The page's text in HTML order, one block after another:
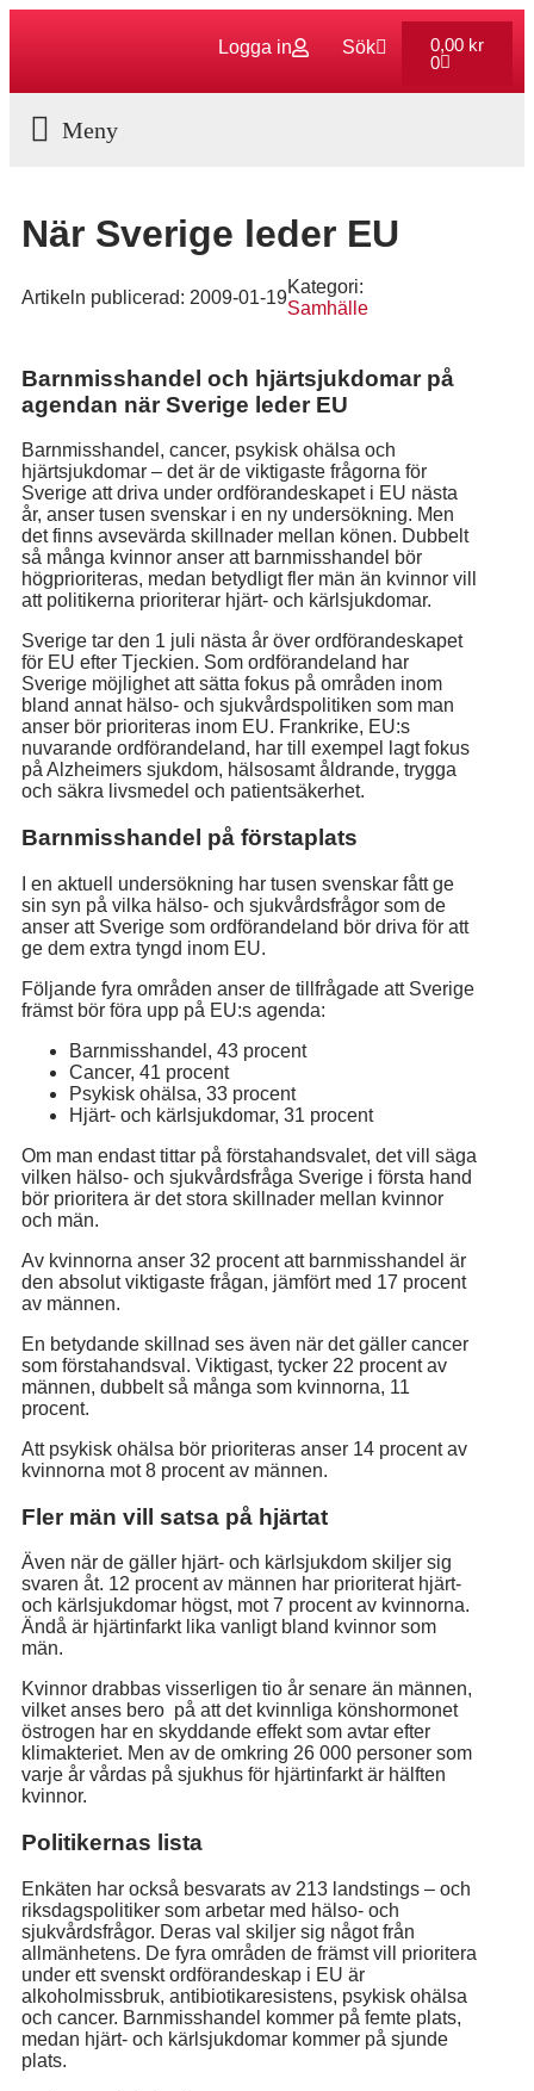
Logga in Sök 0,00 kr
0
När Sverige leder EU
Artikeln publicerad: 2009-01-19
Kategori:
Samhälle
Barnmisshandel och hjärtsjukdomar på
agendan när Sverige leder EU
Barnmisshandel, cancer, psykisk ohälsa och
hjärtsjukdomar – det är de viktigaste frågorna för
Sverige att driva under ordförandeskapet i EU nästa
år, anser tusen svenskar i en ny undersökning. Men
det finns avsevärda skillnader mellan könen. Dubbelt
så många kvinnor anser att barnmisshandel bör
högprioriteras, medan betydligt fler män än kvinnor vill
att politikerna prioriterar hjärt- och kärlsjukdomar.
Sverige tar den 1 juli nästa år över ordförandeskapet
för EU efter Tjeckien. Som ordförandeland har
Sverige möjlighet att sätta fokus på områden inom
bland annat hälso- och sjukvårdspolitiken som man
anser bör prioriteras inom EU. Frankrike, EU:s
nuvarande ordförandeland, har till exempel lagt fokus
på Alzheimers sjukdom, hälsosamt åldrande, trygga
och säkra livsmedel och patientsäkerhet.
Barnmisshandel på förstaplats
I en aktuell undersökning har tusen svenskar fått ge
sin syn på vilka hälso- och sjukvårdsfrågor som de
anser att Sverige som ordförandeland bör driva för att
ge dem extra tyngd inom EU.
Följande fyra områden anser de tillfrågade att Sverige
främst bör föra upp på EU:s agenda:
Barnmisshandel, 43 procent
Cancer, 41 procent
Psykisk ohälsa, 33 procent
Hjärt- och kärlsjukdomar, 31 procent
Om man endast tittar på förstahandsvalet, det vill säga
vilken hälso- och sjukvårdsfråga Sverige i första hand
bör prioritera är det stora skillnader mellan kvinnor
och män.
Av kvinnorna anser 32 procent att barnmisshandel är
den absolut viktigaste frågan, jämfört med 17 procent
av männen.
En betydande skillnad ses även när det gäller cancer
som förstahandsval. Viktigast, tycker 22 procent av
männen, dubbelt så många som kvinnorna, 11
procent.
Att psykisk ohälsa bör prioriteras anser 14 procent av
kvinnorna mot 8 procent av männen.
Fler män vill satsa på hjärtat
Även när de gäller hjärt- och kärlsjukdom skiljer sig
svaren åt. 12 procent av männen har prioriterat hjärt-
och kärlsjukdomar högst, mot 7 procent av kvinnorna.
Ändå är hjärtinfarkt lika vanligt bland kvinnor som
män.
Kvinnor drabbas visserligen tio år senare än männen,
vilket anses bero på att det kvinnliga könshormonet
östrogen har en skyddande effekt som avtar efter
klimakteriet. Men av de omkring 26 000 personer som
varje år vårdas på sjukhus för hjärtinfarkt är hälften
kvinnor.
Politikernas lista
Enkäten har också besvarats av 213 landstings – och
riksdagspolitiker som arbetar med hälso- och
sjukvårdsfrågor. Deras val skiljer sig något från
allmänhetens. De fyra områden de främst vill prioritera
under ett svenskt ordförandeskap i EU är
alkoholmissbruk, antibiotikaresistens, psykisk ohälsa
och cancer. Barnmisshandel kommer på femte plats,
medan hjärt- och kärlsjukdomar kommer på sjunde
plats.